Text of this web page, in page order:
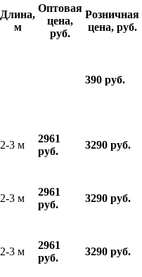
Длина,
м
Оптовая
цена,
руб.
Розничная
цена, руб.
390 руб.
2-3 м
2961
руб.
3290 руб.
2-3 м
2961
руб.
3290 руб.
2-3 м
2961
руб.
3290 руб.